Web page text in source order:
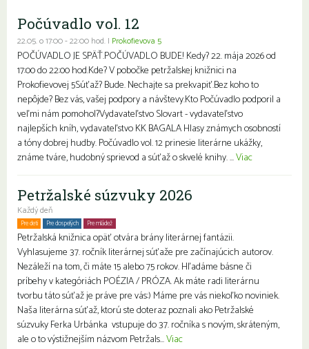
Počúvadlo vol. 12
22.05. o 17:00 - 22:00 hod. | Prokofievova 5
POČÚVADLO JE SPÄŤ.POČÚVADLO BUDE! Kedy? 22. mája 2026 od
17:00 do 22:00 hod.Kde? V pobočke petržalskej knižnici na
Prokofievovej 5Súťaž? Bude. Nechajte sa prekvapiť.Bez koho to
nepôjde? Bez vás, vašej podpory a návštevy.Kto Počúvadlo podporil a
veľmi nám pomohol?Vydavateľstvo Slovart - vydavateľstvo
najlepších kníh, vydavateľstvo KK BAGALA Hlasy známych osobností
a tóny dobrej hudby. Počúvadlo vol. 12 prinesie literárne ukážky,
známe tváre, hudobný sprievod a súťaž o skvelé knihy. ...Viac
Petržalské súzvuky 2026
Každý deň
Pre deti Pre dospelých Pre mládež
Petržalská knižnica opäť otvára brány literárnej fantázii.
Vyhlasujeme 37. ročník literárnej súťaže pre začínajúcich autorov.
Nezáleží na tom, či máte 15 alebo 75 rokov. Hľadáme básne či
príbehy v kategóriách POÉZIA / PRÓZA. Ak máte radi literárnu
tvorbu táto súťaž je práve pre vás:) Máme pre vás niekoľko noviniek.
Naša literárna súťaž, ktorú ste doteraz poznali ako Petržalské
súzvuky Ferka Urbánka vstupuje do 37. ročníka s novým, skráteným,
ale o to výstižnejším názvom Petržals...Viac